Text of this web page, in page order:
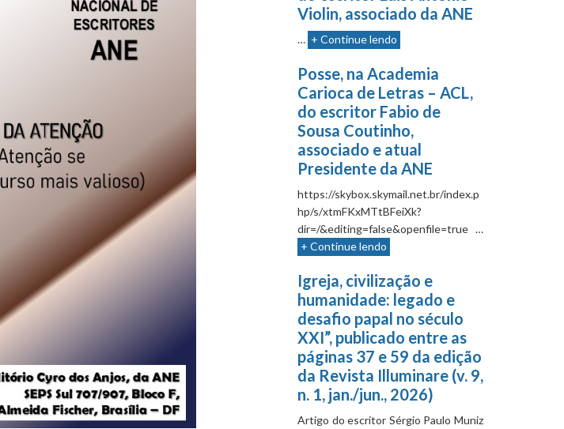
Violin, associado da ANE
… + Continue lendo
Posse, na Academia
Carioca de Letras – ACL,
do escritor Fabio de
Sousa Coutinho,
associado e atual
Presidente da ANE
https://skybox.skymail.net.br/index.p
hp/s/xtmFKxMTtBFeiXk?
dir=/&editing=false&openfile=true …
+ Continue lendo
Igreja, civilização e
humanidade: legado e
desafio papal no século
XXI”, publicado entre as
páginas 37 e 59 da edição
da Revista Illuminare (v. 9,
n. 1, jan./jun., 2026)
Artigo do escritor Sérgio Paulo Muniz